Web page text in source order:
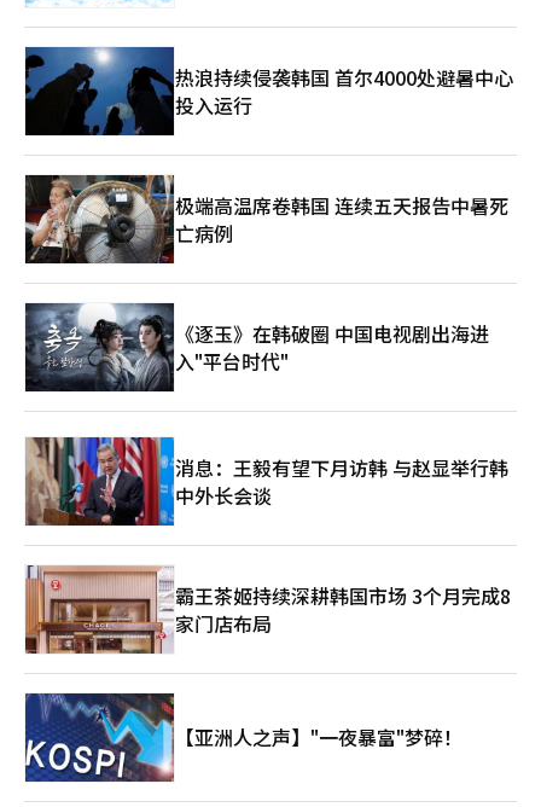
热浪持续侵袭韩国 首尔4000处避暑中心
投入运行
极端高温席卷韩国 连续五天报告中暑死
亡病例
《逐玉》在韩破圈 中国电视剧出海进
入"平台时代"
消息：王毅有望下月访韩 与赵显举行韩
中外长会谈
霸王茶姬持续深耕韩国市场 3个月完成8
家门店布局
【亚洲人之声】"一夜暴富"梦碎！